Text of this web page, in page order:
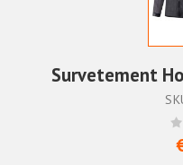
Survetement